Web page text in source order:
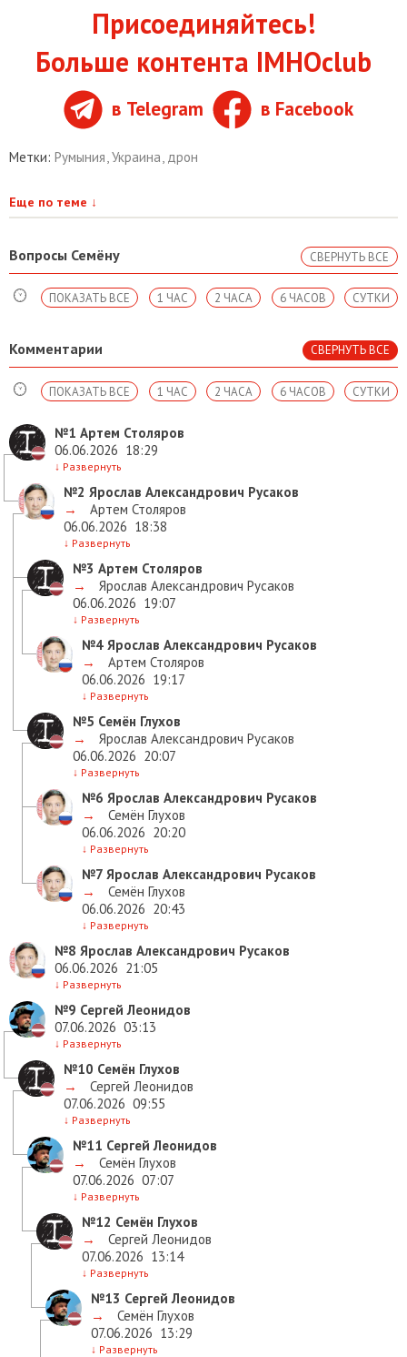
Присоединяйтесь!
Больше контента IMHOclub
в Telegram в Facebook
Метки: Румыния Украина дрон
Еще по теме ↓
Вопросы Семёну СВЕРНУТЬ ВСЕ
СУТКИ
6 ЧАСОВ
2 ЧАСА
1 ЧАС
ПОКАЗАТЬ ВСЕ
Комментарии СВЕРНУТЬ ВСЕ
СУТКИ
6 ЧАСОВ
2 ЧАСА
1 ЧАС
ПОКАЗАТЬ ВСЕ
№1 Артем Столяров
06.06.2026 18:29
↓ Развернуть
№2 Ярослав Александрович Русаков
→
Артем Столяров
06.06.2026 18:38
↓ Развернуть
№3 Артем Столяров
→
Ярослав Александрович Русаков
06.06.2026 19:07
↓ Развернуть
№4 Ярослав Александрович Русаков
→
Артем Столяров
06.06.2026 19:17
↓ Развернуть
№5 Семён Глухов
→
Ярослав Александрович Русаков
06.06.2026 20:07
↓ Развернуть
№6 Ярослав Александрович Русаков
→
Семён Глухов
06.06.2026 20:20
↓ Развернуть
№7 Ярослав Александрович Русаков
→
Семён Глухов
06.06.2026 20:43
↓ Развернуть
№8 Ярослав Александрович Русаков
06.06.2026 21:05
↓ Развернуть
№9 Сергей Леонидов
07.06.2026 03:13
↓ Развернуть
№10 Семён Глухов
→
Сергей Леонидов
07.06.2026 09:55
↓ Развернуть
№11 Сергей Леонидов
→
Семён Глухов
07.06.2026 07:07
↓ Развернуть
№12 Семён Глухов
→
Сергей Леонидов
07.06.2026 13:14
↓ Развернуть
№13 Сергей Леонидов
→
Семён Глухов
07.06.2026 13:29
↓ Развернуть